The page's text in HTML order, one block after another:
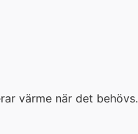
värme när det behövs.